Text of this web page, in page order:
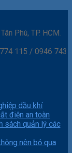
Phú, TP. HCM.
115 / 0946 743
dầu khí
điện an toàn
sách quản lý các
nên bỏ qua